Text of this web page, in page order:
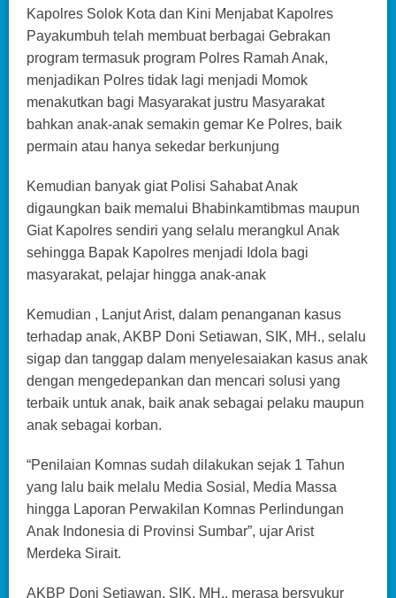
Kapolres Solok Kota dan Kini Menjabat Kapolres
Payakumbuh telah membuat berbagai Gebrakan
program termasuk program Polres Ramah Anak,
menjadikan Polres tidak lagi menjadi Momok
menakutkan bagi Masyarakat justru Masyarakat
bahkan anak-anak semakin gemar Ke Polres, baik
permain atau hanya sekedar berkunjung
Kemudian banyak giat Polisi Sahabat Anak
digaungkan baik memalui Bhabinkamtibmas maupun
Giat Kapolres sendiri yang selalu merangkul Anak
sehingga Bapak Kapolres menjadi Idola bagi
masyarakat, pelajar hingga anak-anak
Kemudian , Lanjut Arist, dalam penanganan kasus
terhadap anak, AKBP Doni Setiawan, SIK, MH., selalu
sigap dan tanggap dalam menyelesaiakan kasus anak
dengan mengedepankan dan mencari solusi yang
terbaik untuk anak, baik anak sebagai pelaku maupun
anak sebagai korban.
“Penilaian Komnas sudah dilakukan sejak 1 Tahun
yang lalu baik melalu Media Sosial, Media Massa
hingga Laporan Perwakilan Komnas Perlindungan
Anak Indonesia di Provinsi Sumbar”, ujar Arist
Merdeka Sirait.
AKBP Doni Setiawan, SIK, MH., merasa bersyukur